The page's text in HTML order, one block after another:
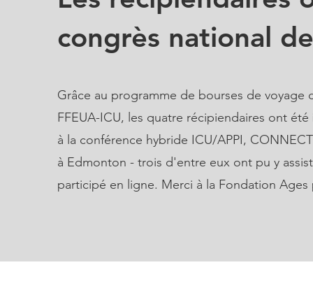
congrès national
Grâce au programme de bourses de voyage
FFEUA-ICU, les quatre récipiendaires ont
à la conférence hybride ICU/APPI,
à Edmonton - trois d'entre eux ont pu y
participé en ligne. Merci à la Fondation